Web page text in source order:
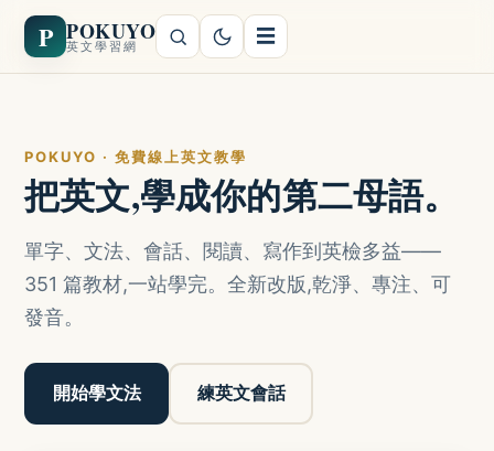
P POKUYO
英文學習網 ☰
POKUYO · 免費線上英文教學
把英文,學成你的第二母語。
單字、文法、會話、閱讀、寫作到英檢多益——
351 篇教材,一站學完。全新改版,乾淨、專注、可
發音。
開始學文法 練英文會話